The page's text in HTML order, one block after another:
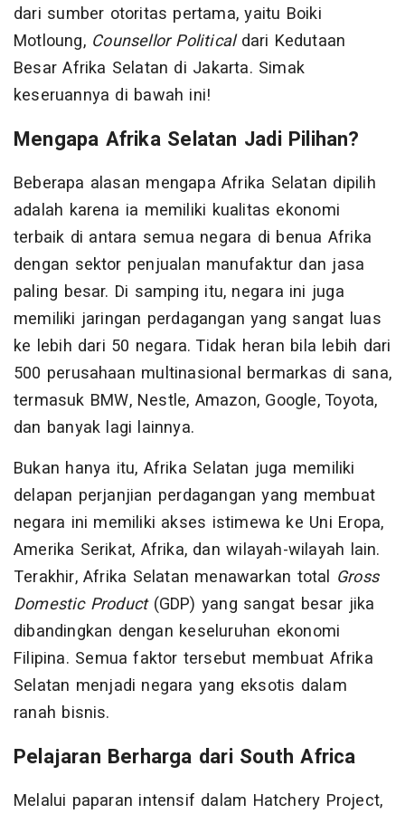
dari sumber otoritas pertama, yaitu Boiki
Motloung, Counsellor Politicaldari Kedutaan
Besar Afrika Selatan di Jakarta. Simak
keseruannya di bawah ini!
Mengapa Afrika Selatan Jadi Pilihan?
Beberapa alasan mengapa Afrika Selatan dipilih
adalah karena ia memiliki kualitas ekonomi
terbaik di antara semua negara di benua Afrika
dengan sektor penjualan manufaktur dan jasa
paling besar. Di samping itu, negara ini juga
memiliki jaringan perdagangan yang sangat luas
ke lebih dari 50 negara. Tidak heran bila lebih dari
500 perusahaan multinasional bermarkas di sana,
termasuk BMW, Nestle, Amazon, Google, Toyota,
dan banyak lagi lainnya.
Bukan hanya itu, Afrika Selatan juga memiliki
delapan perjanjian perdagangan yang membuat
negara ini memiliki akses istimewa ke Uni Eropa,
Amerika Serikat, Afrika, dan wilayah-wilayah lain.
Terakhir, Afrika Selatan menawarkan total Gross
Domestic Product (GDP) yang sangat besar jika
dibandingkan dengan keseluruhan ekonomi
Filipina. Semua faktor tersebut membuat Afrika
Selatan menjadi negara yang eksotis dalam
ranah bisnis.
Pelajaran Berharga dari South Africa
Melalui paparan intensif dalam Hatchery Project,